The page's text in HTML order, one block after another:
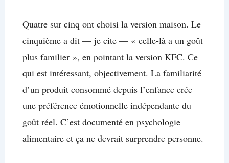
Quatre sur cinq ont choisi la version maison. Le
cinquième a dit — je cite — « celle-là a un goût
plus familier », en pointant la version KFC. Ce
qui est intéressant, objectivement. La familiarité
d’un produit consommé depuis l’enfance crée
une préférence émotionnelle indépendante du
goût réel. C’est documenté en psychologie
alimentaire et ça ne devrait surprendre personne.